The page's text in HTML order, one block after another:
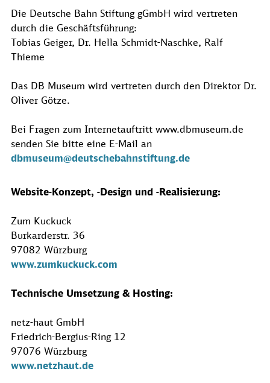
Die Deutsche Bahn Stiftung gGmbH wird vertreten
durch die Geschäftsführung:
Tobias Geiger, Dr. Hella Schmidt-Naschke, Ralf
Thieme
Das DB Museum wird vertreten durch den Direktor Dr.
Oliver Götze.
Bei Fragen zum Internetauftritt www.dbmuseum.de
senden Sie bitte eine E-Mail an
dbmuseum@deutschebahnstiftung.de
Website-Konzept, -Design und -Realisierung:
Zum Kuckuck
Burkarderstr. 36
97082 Würzburg
www.zumkuckuck.com
Technische Umsetzung & Hosting:
netz-haut GmbH
Friedrich-Bergius-Ring 12
97076 Würzburg
www.netzhaut.de